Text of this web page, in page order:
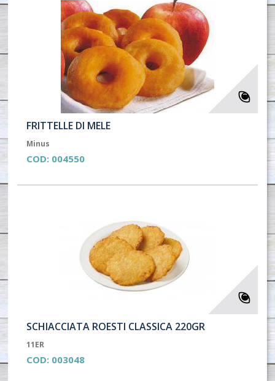
FRITTELLE DI MELE
Minus
COD: 004550
SCHIACCIATA ROESTI CLASSICA 220GR
11ER
COD: 003048